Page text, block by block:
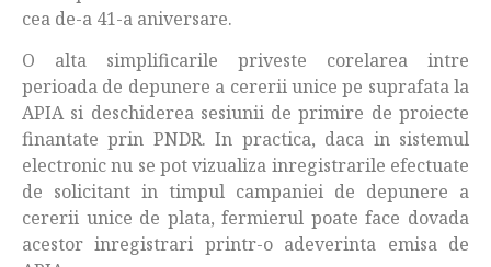
cea de-a 41-a aniversare.
O alta simplificarile priveste corelarea intre
perioada de depunere a cererii unice pe suprafata la
APIA si deschiderea sesiunii de primire de proiecte
finantate prin PNDR. In practica, daca in sistemul
electronic nu se pot vizualiza inregistrarile efectuate
de solicitant in timpul campaniei de depunere a
cererii unice de plata, fermierul poate face dovada
acestor inregistrari printr-o adeverinta emisa de